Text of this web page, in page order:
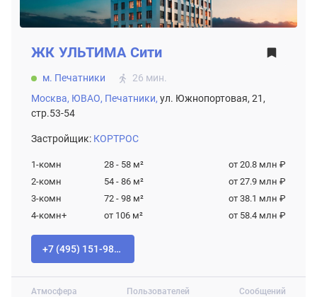
Атмосфера
Пользователей
Сообщений
ЖК УЛЬТИМА Сити
м. Печатники
26 мин.
Москва, ЮВАО, Печатники, ул. Южнопортовая, 21,
стр.53-54
Застройщик: КОРТРОС
1-комн 28 - 58 м²
от 20.8 млн ₽
2-комн
54 - 86 м²
от 27.9 млн ₽
3-комн
72 - 98 м²
от 38.1 млн ₽
4-комн+
от 106 м² от 58.4 млн ₽
+7 (495) 151-98-94